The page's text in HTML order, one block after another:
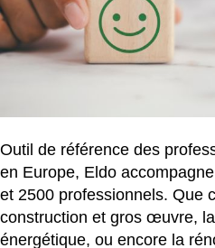
Outil de référence des
en Europe, Eldo
et 2500 professionnels. Que
construction et gros œuvre,
énergétique, ou encore la